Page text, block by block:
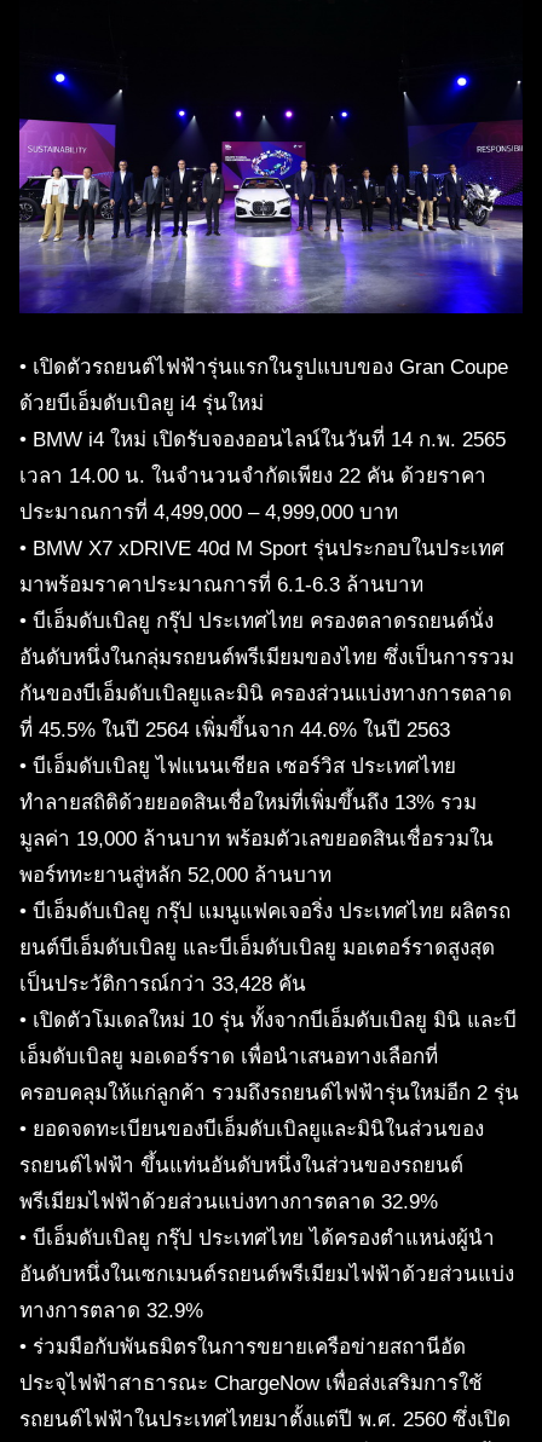
• เปิดตัวรถยนต์ไฟฟ้ารุ่นแรกในรูปแบบของ Gran Coupe
ด้วยบีเอ็มดับเบิลยู i4 รุ่นใหม่
• BMW i4 ใหม่ เปิดรับจองออนไลน์ในวันที่ 14 ก.พ. 2565
เวลา 14.00 น. ในจำนวนจำกัดเพียง 22 คัน ด้วยราคา
ประมาณการที่ 4,499,000 – 4,999,000 บาท
• BMW X7 xDRIVE 40d M Sport รุ่นประกอบในประเทศ
มาพร้อมราคาประมาณการที่ 6.1-6.3 ล้านบาท
• บีเอ็มดับเบิลยู กรุ๊ป ประเทศไทย ครองตลาดรถยนต์นั่ง
อันดับหนึ่งในกลุ่มรถยนต์พรีเมียมของไทย ซึ่งเป็นการรวม
กันของบีเอ็มดับเบิลยูและมินิ ครองส่วนแบ่งทางการตลาด
ที่ 45.5% ในปี 2564 เพิ่มขึ้นจาก 44.6% ในปี 2563
• บีเอ็มดับเบิลยู ไฟแนนเชียล เซอร์วิส ประเทศไทย
ทำลายสถิติด้วยยอดสินเชื่อใหม่ที่เพิ่มขึ้นถึง 13% รวม
มูลค่า 19,000 ล้านบาท พร้อมตัวเลขยอดสินเชื่อรวมใน
พอร์ททะยานสู่หลัก 52,000 ล้านบาท
• บีเอ็มดับเบิลยู กรุ๊ป แมนูแฟคเจอริ่ง ประเทศไทย ผลิตรถ
ยนต์บีเอ็มดับเบิลยู และบีเอ็มดับเบิลยู มอเตอร์ราดสูงสุด
เป็นประวัติการณ์กว่า 33,428 คัน
• เปิดตัวโมเดลใหม่ 10 รุ่น ทั้งจากบีเอ็มดับเบิลยู มินิ และบี
เอ็มดับเบิลยู มอเดอร์ราด เพื่อนำเสนอทางเลือกที่
ครอบคลุมให้แก่ลูกค้า รวมถึงรถยนต์ไฟฟ้ารุ่นใหม่อีก 2 รุ่น
• ยอดจดทะเบียนของบีเอ็มดับเบิลยูและมินิในส่วนของ
รถยนต์ไฟฟ้า ขึ้นแท่นอันดับหนึ่งในส่วนของรถยนต์
พรีเมียมไฟฟ้าด้วยส่วนแบ่งทางการตลาด 32.9%
• บีเอ็มดับเบิลยู กรุ๊ป ประเทศไทย ได้ครองตำแหน่งผู้นำ
อันดับหนึ่งในเซกเมนต์รถยนต์พรีเมียมไฟฟ้าด้วยส่วนแบ่ง
ทางการตลาด 32.9%
• ร่วมมือกับพันธมิตรในการขยายเครือข่ายสถานีอัด
ประจุไฟฟ้าสาธารณะ ChargeNow เพื่อส่งเสริมการใช้
รถยนต์ไฟฟ้าในประเทศไทยมาตั้งแต่ปี พ.ศ. 2560 ซึ่งเปิด